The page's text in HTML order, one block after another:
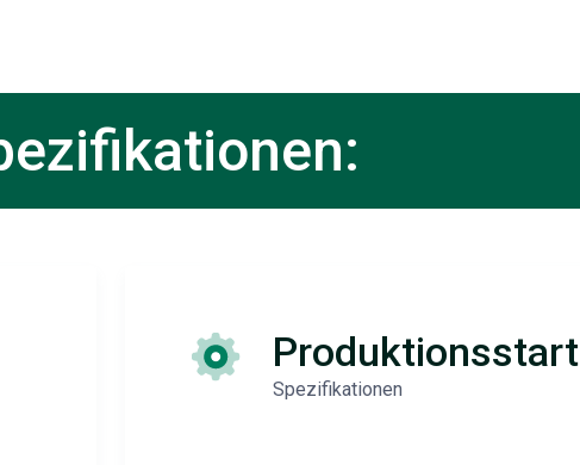
Produktionsstart
Spezifikationen